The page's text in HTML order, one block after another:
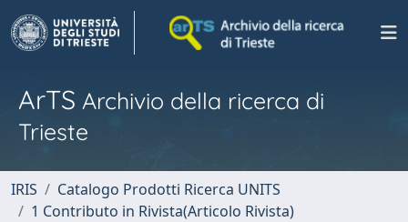
ArTS Archivio della ricerca di
Trieste
IRIS
Catalogo Prodotti Ricerca UNITS
1 Contributo in Rivista(Articolo Rivista)